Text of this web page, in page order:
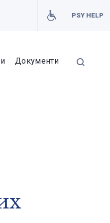
PSY HELP
Документи